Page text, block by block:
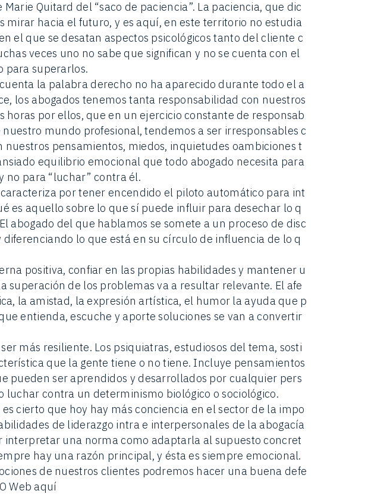
Quitard del “saco de paciencia”. La paciencia, que dic
mirar hacia el futuro, y es aquí, en este territorio no estudia
el que se desatan aspectos psicológicos tanto del cliente c
veces uno no sabe que significan y no se cuenta con el
para superarlos.
la palabra derecho no ha aparecido durante todo el a
los abogados tenemos tanta responsabilidad con nuestros
horas por ellos, que en un ejercicio constante de responsab
mundo profesional, tendemos a ser irresponsables c
pensamientos, miedos, inquietudes oambiciones t
equilibrio emocional que todo abogado necesita para
para “luchar” contra él.
por tener encendido el piloto automático para int
es aquello sobre lo que sí puede influir para desechar lo q
abogado del que hablamos se somete a un proceso de disc
lo que está en su círculo de influencia de lo q
positiva, confiar en las propias habilidades y mantener u
superación de los problemas va a resultar relevante. El afe
la amistad, la expresión artística, el humor la ayuda que p
entienda, escuche y aporte soluciones se van a convertir
más resiliente. Los psiquiatras, estudiosos del tema, sosti
que la gente tiene o no tiene. Incluye pensamientos
pueden ser aprendidos y desarrollados por cualquier pers
luchar contra un determinismo biológico o sociológico.
cierto que hoy hay más conciencia en el sector de la impo
de liderazgo intra e interpersonales de la abogacía
interpretar una norma como adaptarla al supuesto concret
hay una razón principal, y ésta es siempre emocional.
de nuestros clientes podremos hacer una buena defe
Web aquí